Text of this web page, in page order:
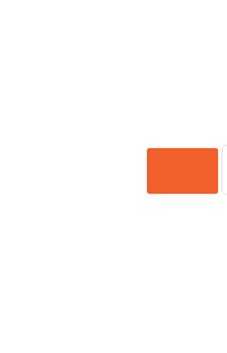
جستجو